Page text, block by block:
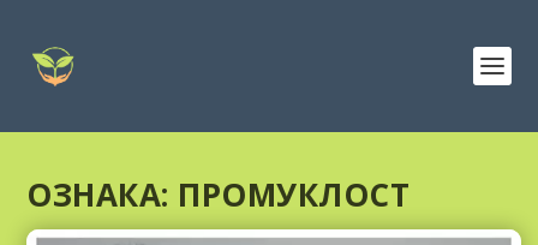
ОЗНАКА: ПРОМУКЛОСТ